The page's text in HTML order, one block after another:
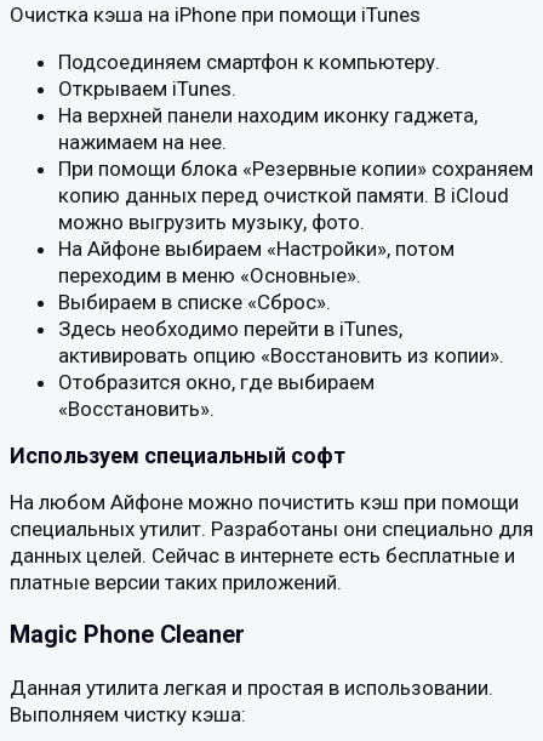
Очистка кэша на iPhone при помощи iTunes
Подсоединяем смартфон к компьютеру.
Открываем iTunes.
На верхней панели находим иконку гаджета,
нажимаем на нее.
При помощи блока «Резервные копии» сохраняем
копию данных перед очисткой памяти. В iCloud
можно выгрузить музыку, фото.
На Айфоне выбираем «Настройки», потом
переходим в меню «Основные».
Выбираем в списке «Сброс».
Здесь необходимо перейти в iTunes,
активировать опцию «Восстановить из копии».
Отобразится окно, где выбираем
«Восстановить».
Используем специальный софт
На любом Айфоне можно почистить кэш при помощи
специальных утилит. Разработаны они специально для
данных целей. Сейчас в интернете есть бесплатные и
платные версии таких приложений.
Magic Phone Cleaner
Данная утилита легкая и простая в использовании.
Выполняем чистку кэша: